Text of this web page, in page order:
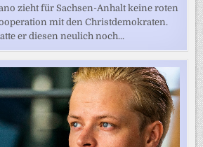
zieht für Sachsen-Anhalt keine roten
mit den Christdemokraten.
er diesen neulich noch...